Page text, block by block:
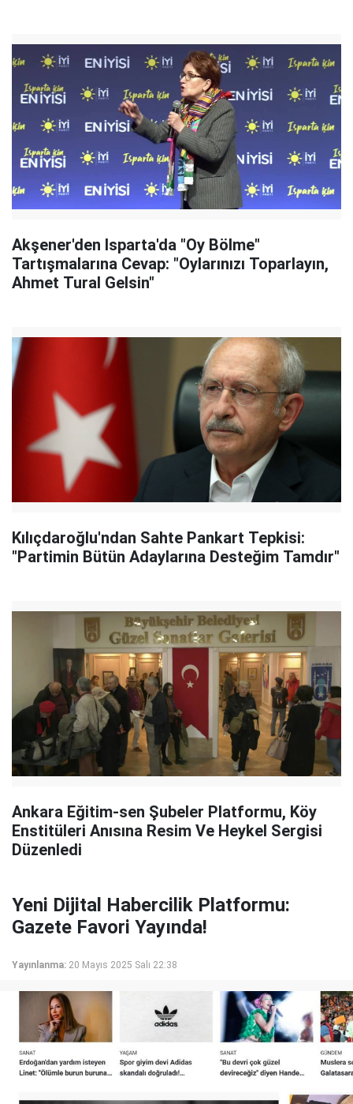
Akşener'den Isparta'da "Oy Bölme"
Tartışmalarına Cevap: "Oylarınızı Toparlayın,
Ahmet Tural Gelsin"
Kılıçdaroğlu'ndan Sahte Pankart Tepkisi:
"Partimin Bütün Adaylarına Desteğim Tamdır"
Ankara Eğitim-sen Şubeler Platformu, Köy
Enstitüleri Anısına Resim Ve Heykel Sergisi
Düzenledi
Yeni Dijital Habercilik Platformu:
Gazete Favori Yayında!
Yayınlanma: 20 Mayıs 2025 Salı 22:38